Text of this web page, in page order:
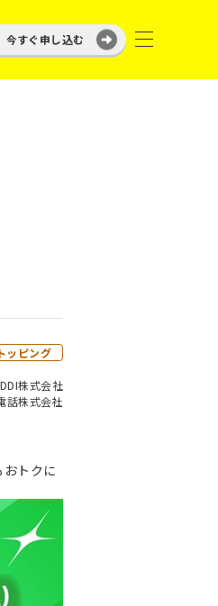
今すぐ申し込む
ッピング
株式会社
話株式会社
トクに